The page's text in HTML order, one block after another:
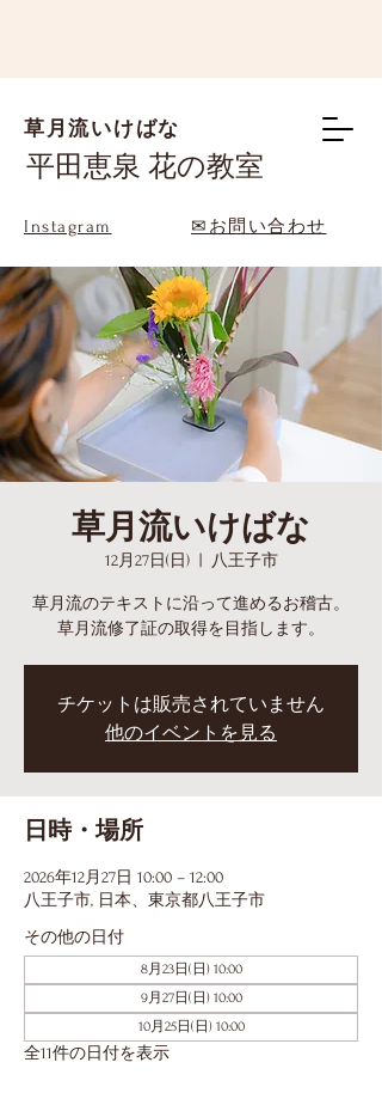
草月流いけばな
平田恵泉 花の教室
Instagram ✉お問い合わせ
草月流いけばな
12月27日(日)
  |
八王子市
草月流のテキストに沿って進めるお稽古。
草月流修了証の取得を目指します。
チケットは販売されていません
他のイベントを見る
日時・場所
2026年12月27日 10:00 – 12:00
八王子市, 日本、東京都八王子市
その他の日付
8月23日(日) 10:00
9月27日(日) 10:00
10月25日(日) 10:00
全11件の日付を表示